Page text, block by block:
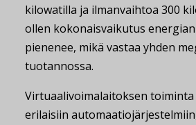
kilowatilla ja ilmanvaihtoa 300
ollen kokonaisvaikutus
pienenee, mikä vastaa yhden
tuotannossa.
Virtuaalivoimalaitoksen
erilaisiin